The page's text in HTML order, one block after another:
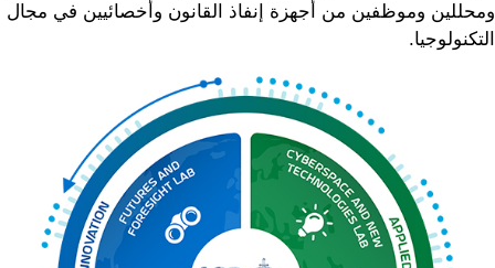
ومحللين وموظفين من أجهزة إنفاذ القانون وأخصائيين في مجال
التكنولوجيا.